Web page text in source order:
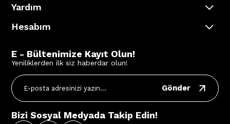
Yardım
Hesabım
E - Bültenimize Kayıt Olun!
Yeniliklerden ilk siz haberdar olun!
Gönder
Bizi Sosyal Medyada Takip Edin!